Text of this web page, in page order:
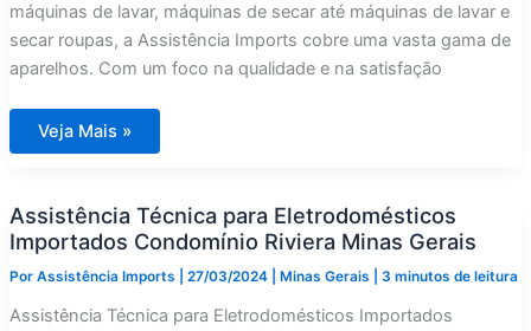
máquinas de lavar, máquinas de secar até máquinas de lavar e
secar roupas, a Assistência Imports cobre uma vasta gama de
aparelhos. Com um foco na qualidade e na satisfação
Assistência
Técnica
Condomínio
Quintas
do
Minas
Veja Mais »
Assistência Técnica para Eletrodomésticos
Importados Condomínio Riviera Minas Gerais
Por Assistência Imports 27/03/2024 Minas Gerais 3 minutos de leitura
Assistência Técnica para Eletrodomésticos Importados